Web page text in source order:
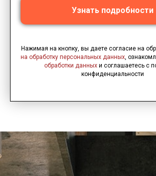
Узнать подробности
Нажимая на кнопку, вы даете согласие на
на обработку персональных данных ,
обработки данныхи соглашаетесь c
конфиденциальности